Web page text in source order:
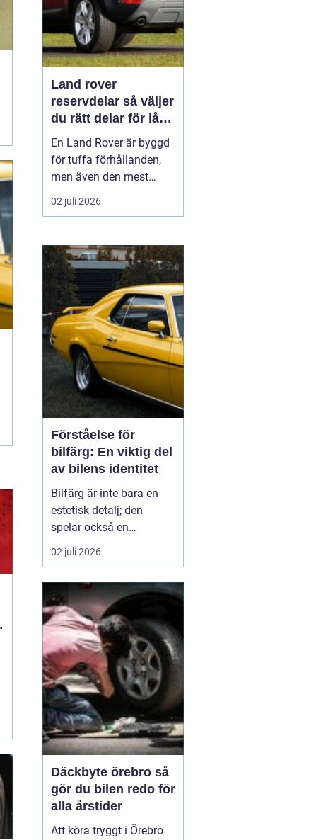
Land rover
reservdelar så väljer
du rätt delar för lång
livslängd och trygg
körning
En Land Rover är byggd
för tuffa förhållanden,
men även den mest
robusta bilen slits med
tiden. Bromsar,
packningar och
elektronik påverkas av år
av vardagskörning,
terräng och vägsalt. För
att bilen ska behålla sin
styrka och säkerh...
02 juli 2026
Förståelse för
bilfärg: En viktig del
av bilens identitet
Bilfärg är inte bara en
estetisk detalj; den
spelar också en
avgörande roll för bilens
övergripande identitet
bilfärgen kan påverka
hur en bil uppfattas,
stärka dess mär...
02 juli 2026
Däckbyte örebro så
gör du bilen redo för
alla årstider
Att köra tryggt i Örebro